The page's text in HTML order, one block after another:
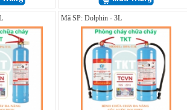
Mã SP: Dolphin - 3L